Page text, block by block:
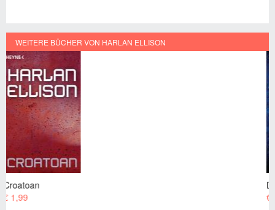
WEITERE BÜCHER VON HARLAN ELLISON